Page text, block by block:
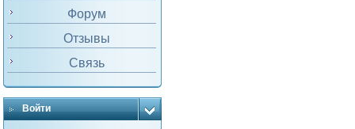
Форум
Отзывы
Связь
Войти